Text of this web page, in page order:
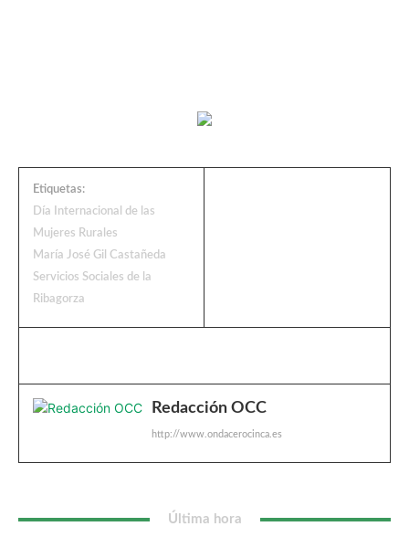
Etiquetas:
Día Internacional de las
Mujeres Rurales
María José Gil Castañeda
Servicios Sociales de la
Ribagorza
Redacción OCC
http://www.ondacerocinca.es
Última hora